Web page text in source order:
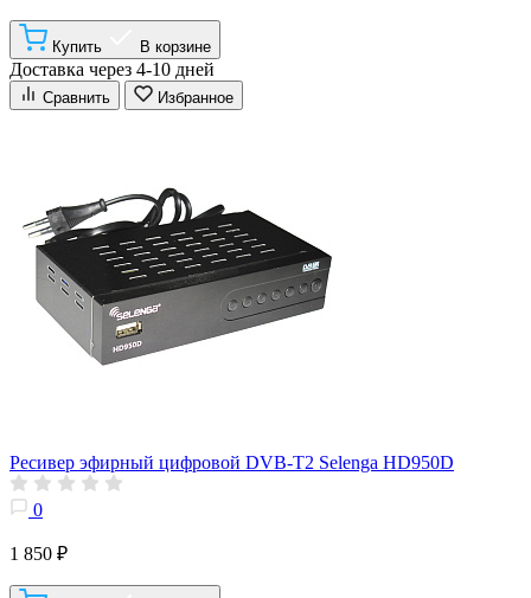
Купить В корзине
Доставка через 4-10 дней
Сравнить Избранное
Ресивер эфирный цифровой DVB-T2 Selenga HD950D
0
1 850 ₽